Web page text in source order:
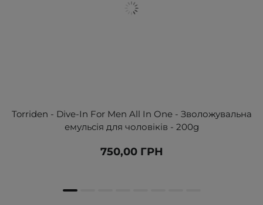
Torriden - Dive-In For Men All In One - Зволожувальна
емульсія для чоловіків - 200g
750,00 ГРН